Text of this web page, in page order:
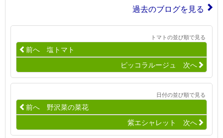
過去のブログを見る
トマトの並び順で見る
前へ 塩トマト
ピッコラルージュ 次へ
日付の並び順で見る
前へ 野沢菜の菜花
紫エシャレット 次へ